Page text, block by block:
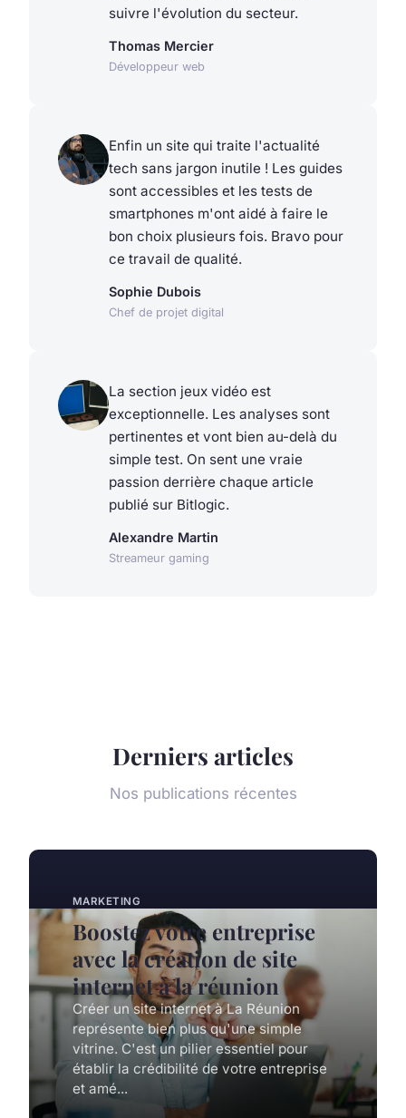
suivre l'évolution du secteur.
Thomas Mercier
Développeur web
Enfin un site qui traite l'actualité
tech sans jargon inutile ! Les guides
sont accessibles et les tests de
smartphones m'ont aidé à faire le
bon choix plusieurs fois. Bravo pour
ce travail de qualité.
Sophie Dubois
Chef de projet digital
La section jeux vidéo est
exceptionnelle. Les analyses sont
pertinentes et vont bien au-delà du
simple test. On sent une vraie
passion derrière chaque article
publié sur Bitlogic.
Alexandre Martin
Streameur gaming
Derniers articles
Nos publications récentes
MARKETING
Boostez votre entreprise
avec la création de site
internet à la réunion
Créer un site internet à La Réunion
représente bien plus qu'une simple
vitrine. C'est un pilier essentiel pour
établir la crédibilité de votre entreprise
et amé...